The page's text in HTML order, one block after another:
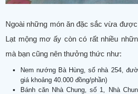
Ngoài những món ăn đặc sắc vừa
Lạt mộng mơ ấy còn có rất nhiều
mà bạn cũng nên thưởng thức như:
Nem nướng Bà Hùng, số nhà 254,
giá khoảng 40.000 đồng/phần)
Bánh căn Nhà Chung, số 1, Nhà